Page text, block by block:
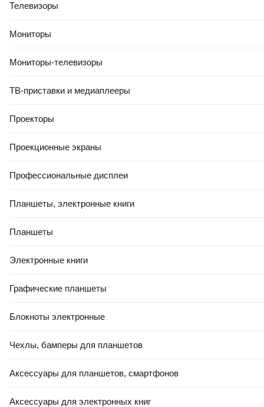
Телевизоры
Мониторы
Мониторы-телевизоры
ТВ-приставки и медиаплееры
Проекторы
Проекционные экраны
Профессиональные дисплеи
Планшеты, электронные книги
Планшеты
Электронные книги
Графические планшеты
Блокноты электронные
Чехлы, бамперы для планшетов
Аксессуары для планшетов, смартфонов
Аксессуары для электронных книг